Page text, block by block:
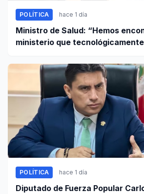
POLÍTICA hace 1 día
Ministro de Salud: “Hemos
ministerio que tecnológicamente
POLÍTICA hace 1 día
Diputado de Fuerza Popular